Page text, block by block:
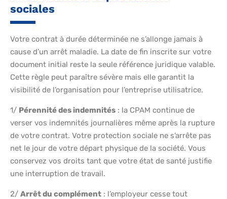
sociales
Votre contrat à durée déterminée ne s’allonge jamais à
cause d’un arrêt maladie. La date de fin inscrite sur votre
document initial reste la seule référence juridique valable.
Cette règle peut paraître sévère mais elle garantit la
visibilité de l’organisation pour l’entreprise utilisatrice.
1/ Pérennité des indemnités : la CPAM continue de
verser vos indemnités journalières même après la rupture
de votre contrat. Votre protection sociale ne s’arrête pas
net le jour de votre départ physique de la société. Vous
conservez vos droits tant que votre état de santé justifie
une interruption de travail.
2/ Arrêt du complément : l’employeur cesse tout